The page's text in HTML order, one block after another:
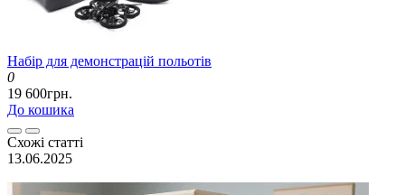
Набір для демонстрацій польотів
0
19 600грн.
До кошика
Схожі статті
13.06.2025